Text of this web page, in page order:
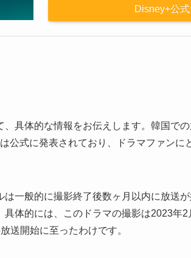
Disney+公
、具体的な情報をお伝えします。韓国で
公式に発表されており、ドラマファンに
一般的に撮影終了後数ヶ月以内に放送
具体的には、このドラマの撮影は2023年
送開始に至ったわけです。